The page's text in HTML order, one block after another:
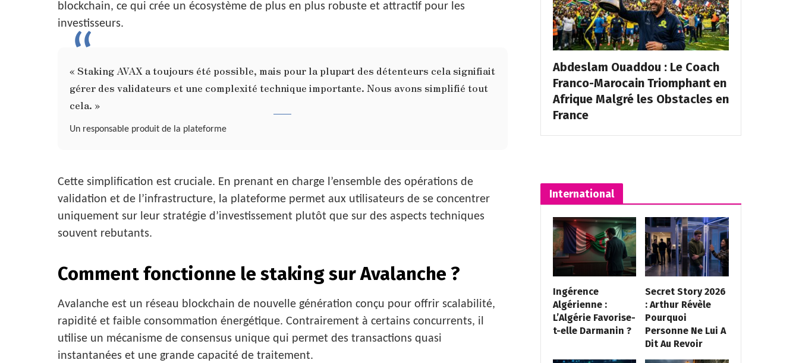
blockchain, ce qui crée un écosystème de plus en plus robuste et attractif pour les
investisseurs.
« Staking AVAX a toujours été possible, mais pour la plupart des détenteurs cela signifiait
gérer des validateurs et une complexité technique importante. Nous avons simplifié tout
cela. »
Un responsable produit de la plateforme
Cette simplification est cruciale. En prenant en charge l’ensemble des opérations de
validation et de l’infrastructure, la plateforme permet aux utilisateurs de se concentrer
uniquement sur leur stratégie d’investissement plutôt que sur des aspects techniques
souvent rebutants.
Comment fonctionne le staking sur Avalanche ?
Avalanche est un réseau blockchain de nouvelle génération conçu pour offrir scalabilité,
rapidité et faible consommation énergétique. Contrairement à certains concurrents, il
utilise un mécanisme de consensus unique qui permet des transactions quasi
instantanées et une grande capacité de traitement.
Abdeslam Ouaddou : Le Coach
Franco-Marocain Triomphant en
Afrique Malgré les Obstacles en
France
International
Ingérence
Algérienne :
L’Algérie Favorise-
t-elle Darmanin ?
Secret Story 2026
: Arthur Révèle
Pourquoi
Personne Ne Lui A
Dit Au Revoir